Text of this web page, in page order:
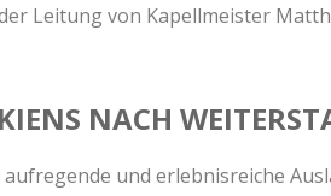
Leitung von Kapellmeister
NACH
und erlebnisreiche